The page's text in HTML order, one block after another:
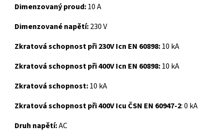
Dimenzovaný proud:10 A
Dimenzované napětí:230 V
Zkratová schopnost při 230V Icn EN 60898:10 kA
Zkratová schopnost při 400V Icn EN 60898:10 kA
Zkratová schopnost:10 kA
Zkratová schopnost při 400V Icu ČSN EN 60947-2:0 kA
Druh napětí:AC